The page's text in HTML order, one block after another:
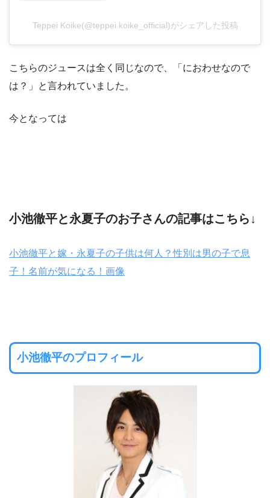
Teppei Koike(@teppei.koike_official)がシェアした投稿
こちらのジュースは全く同じなので、「におわせなので
は？」と言われていました。
今となっては
小池徹平と永夏子のお子さんの記事はこちら↓
小池徹平と嫁・永夏子の子供は何人？性別は男の子で息
子！名前が気になる！画像
小池徹平のプロフィール